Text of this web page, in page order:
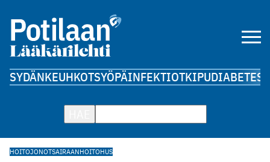
SYDÄNKEUHKOTSYÖPÄINFEKTIOTKIPUDIABETES
HOITOJONOTSAIRAANHOITOHUS